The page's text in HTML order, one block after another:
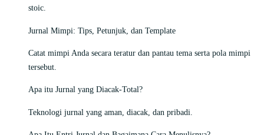
stoic.
Jurnal Mimpi: Tips, Petunjuk, dan Template
Catat mimpi Anda secara teratur dan pantau tema serta pola mimpi
tersebut.
Apa itu Jurnal yang Diacak-Total?
Teknologi jurnal yang aman, diacak, dan pribadi.